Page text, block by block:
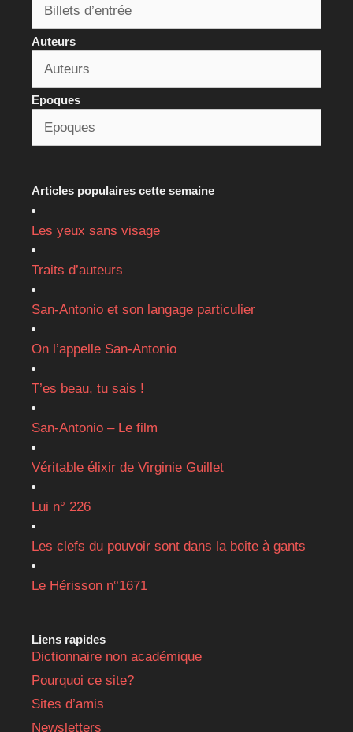
Auteurs
Epoques
Articles populaires cette semaine
Les yeux sans visage
Traits d’auteurs
San-Antonio et son langage particulier
On l’appelle San-Antonio
T’es beau, tu sais !
San-Antonio – Le film
Véritable élixir de Virginie Guillet
Lui n° 226
Les clefs du pouvoir sont dans la boite à gants
Le Hérisson n°1671
Liens rapides
Dictionnaire non académique
Pourquoi ce site?
Sites d’amis
Newsletters